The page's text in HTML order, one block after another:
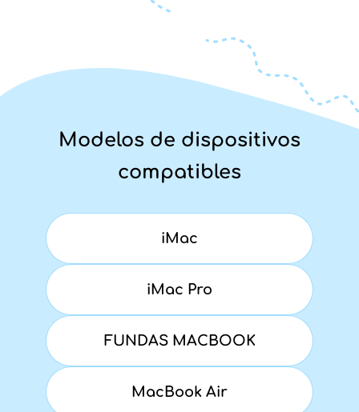
Modelos de dispositivos
compatibles
iMac
iMac Pro
FUNDAS MACBOOK
MacBook Air